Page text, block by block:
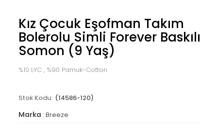
Kız Çocuk Eşofman Takım
Bolerolu Simli Forever Baskılı
Somon (9 Yaş)
%10 LYC , %90 Pamuk-Cotton
(14586-120)
Marka : Breeze